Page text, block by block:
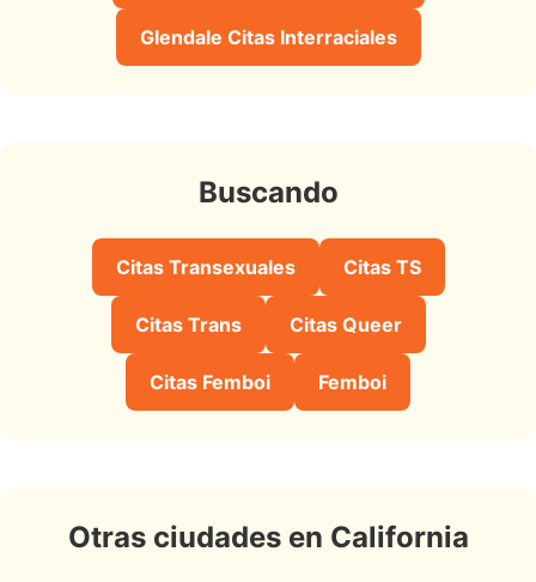
Glendale Citas Interraciales
Buscando
Citas Transexuales Citas TS
Citas Trans Citas Queer
Citas Femboi Femboi
Otras ciudades en California